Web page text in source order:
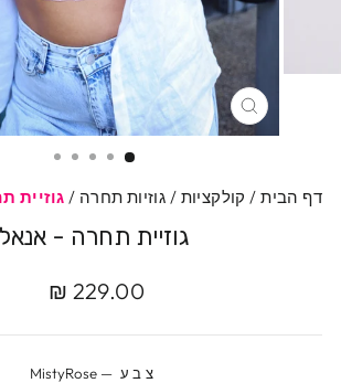
סגרי
דף הבית / קולקציות / גוזיות תחרה / גוזיית
גוזיית תחרה - אנאל
מחיר
מחיר
229.00 ₪
צבע—
MistyRose